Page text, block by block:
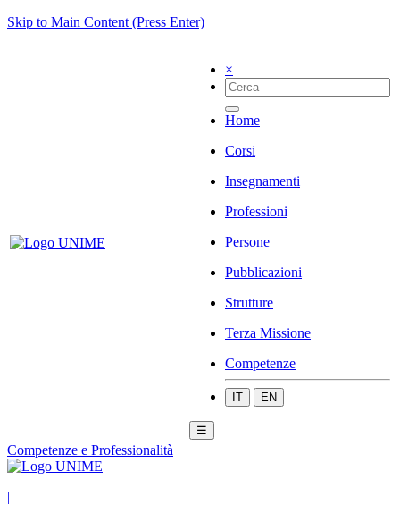
Skip to Main Content (Press Enter)
×
Home
Corsi
Insegnamenti
Professioni
Persone
Pubblicazioni
Strutture
Terza Missione
Competenze
IT EN
☰
Competenze e Professionalità
|